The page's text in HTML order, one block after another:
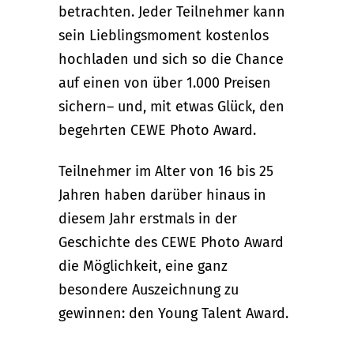
betrachten. Jeder Teilnehmer kann
sein Lieblingsmoment kostenlos
hochladen und sich so die Chance
auf einen von über 1.000 Preisen
sichern– und, mit etwas Glück, den
begehrten CEWE Photo Award.
Teilnehmer im Alter von 16 bis 25
Jahren haben darüber hinaus in
diesem Jahr erstmals in der
Geschichte des CEWE Photo Award
die Möglichkeit, eine ganz
besondere Auszeichnung zu
gewinnen: den Young Talent Award.